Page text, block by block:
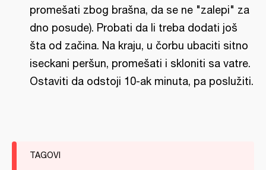
promešati zbog brašna, da se ne "zalepi" za
dno posude). Probati da li treba dodati još
šta od začina. Na kraju, u čorbu ubaciti sitno
iseckani peršun, promešati i skloniti sa vatre.
Ostaviti da odstoji 10-ak minuta, pa poslužiti.
TAGOVI